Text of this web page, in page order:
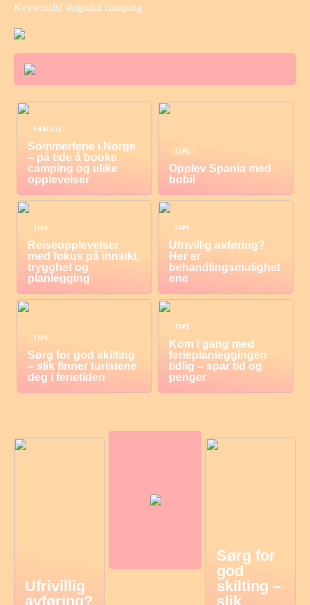
Keywords: stugudal camping
FAMILIE
Sommerferie i Norge
– på tide å booke
camping og ulike
opplevelser
TIPS
Opplev Spania med
bobil
TIPS
Reiseopplevelser
med fokus på innsikt,
trygghet og
planlegging
TIPS
Ufrivillig avføring?
Her er
behandlingsmulighet
ene
TIPS
Sørg for god skilting
– slik finner turistene
deg i ferietiden
TIPS
Kom i gang med
ferieplanleggingen
tidlig – spar tid og
penger
Ufrivillig
avføring?
Sørg for
god
skilting –
slik